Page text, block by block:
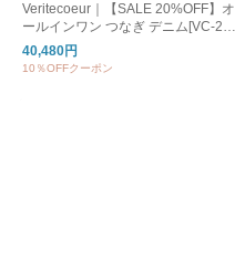
Veritecoeur｜【SALE 20%OFF】オ
ールインワン つなぎ デニム[VC-28
30]
40,480円
10％OFFクーポン